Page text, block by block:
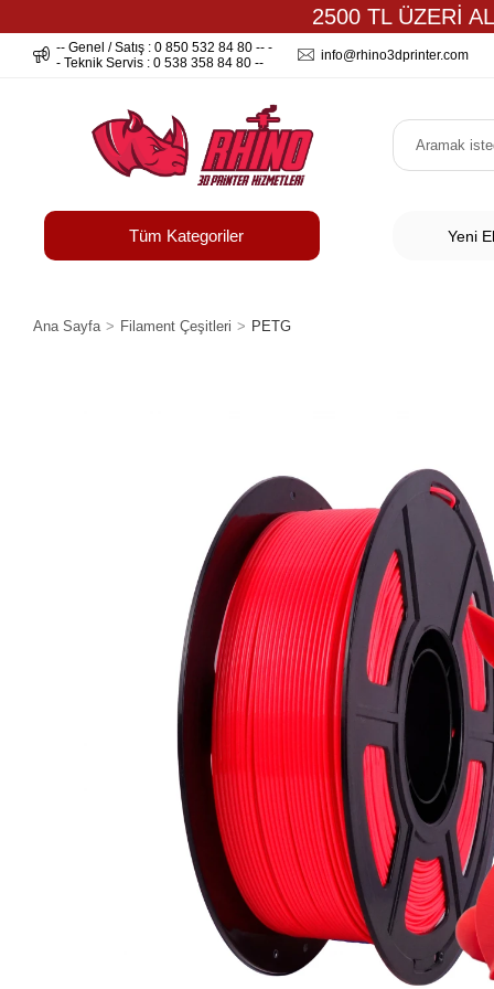
2500 TL ÜZERİ
-- Genel / Satış : 0 850 532 84 80 -- -
- Teknik Servis : 0 538 358 84 80 --
info@rhino3dprinter.com
Tüm Kategoriler Yeni
Ana Sayfa Filament Çeşitleri PETG